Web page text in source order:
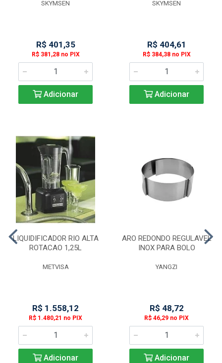
SKYMSEN
R$ 401,35
R$ 381,28 no PIX
Adicionar
SKYMSEN
R$ 404,61
R$ 384,38 no PIX
Adicionar
LIQUIDIFICADOR RIO ALTA
ROTACAO 1,25L
METVISA
R$ 1.558,12
R$ 1.480,21 no PIX
Adicionar
ARO REDONDO REGULAVEL
INOX PARA BOLO
YANGZI
R$ 48,72
R$ 46,29 no PIX
Adicionar